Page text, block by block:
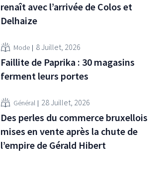
renaît avec l’arrivée de Colos et
Delhaize
Mode 8 Juillet, 2026
Faillite de Paprika : 30 magasins
ferment leurs portes
Général 28 Juillet, 2026
Des perles du commerce bruxellois
mises en vente après la chute de
l’empire de Gérald Hibert